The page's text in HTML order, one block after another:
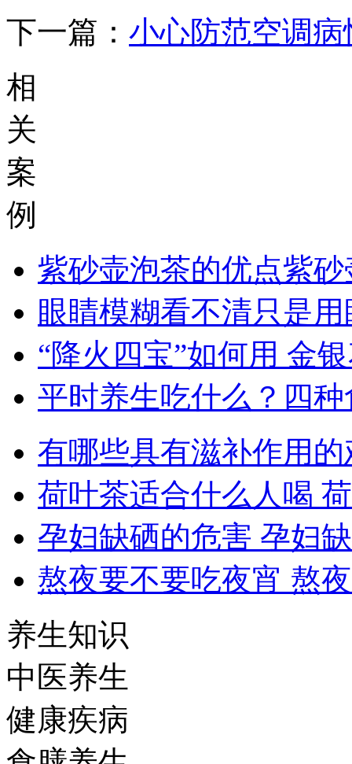
下一篇： 小心防范空调
相
关
案
例
紫砂壶泡茶的优点紫
眼睛模糊看不清只是
“降火四宝”如何用 金
平时养生吃什么？四
有哪些具有滋补作用的
荷叶茶适合什么人喝
孕妇缺硒的危害 孕妇
熬夜要不要吃夜宵 熬
养生知识
中医养生
健康疾病